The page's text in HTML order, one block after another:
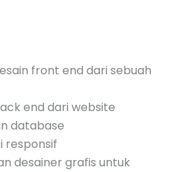
front end dari sebuah
end dari website
database
responsif
desainer grafis untuk
or drag a file to